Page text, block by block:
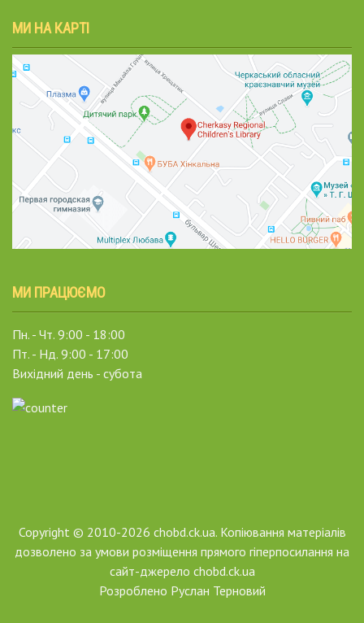
МИ НА КАРТІ
МИ ПРАЦЮЄМО
Пн. - Чт. 9:00 - 18:00
Пт. - Нд. 9:00 - 17:00
Вихідний день - субота
Copyright © 2010-2026 chobd.ck.ua. Копіювання матеріалів
дозволено за умови розміщення прямого гіперпосилання на
сайт-джерело chobd.ck.ua
Розроблено Руслан Терновий